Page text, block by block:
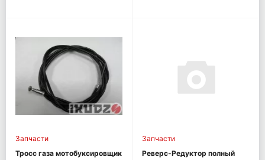
Запчасти
Тросс газа мотобуксировщик
Запчасти
Реверс-Редуктор полный